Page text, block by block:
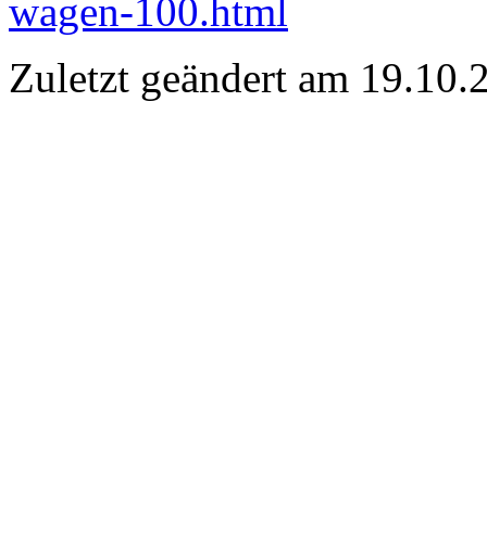
wagen-100.html
Zuletzt geändert am